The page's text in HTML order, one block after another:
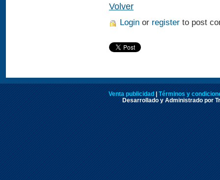
Volver
Login or register to post
Venta publicidad | Términos y
Desarrollado y Administrado por